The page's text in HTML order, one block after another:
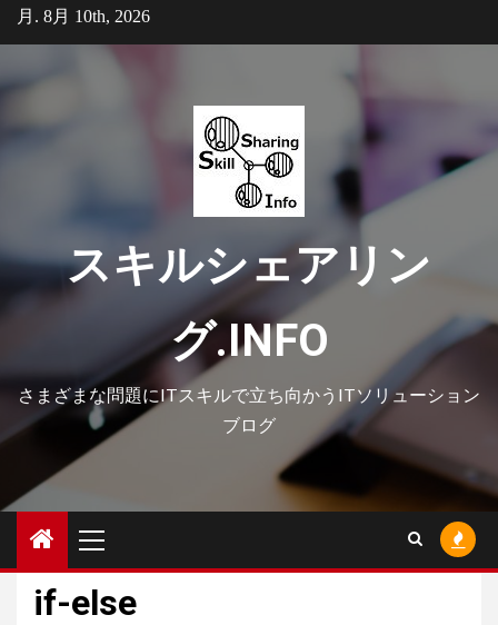
Skip
to
月. 8月 10th, 2026
スキルシェアリン
グ.INFO
さまざまな問題にITスキルで立ち向かうITソリューション
ブログ
Menu
if-else